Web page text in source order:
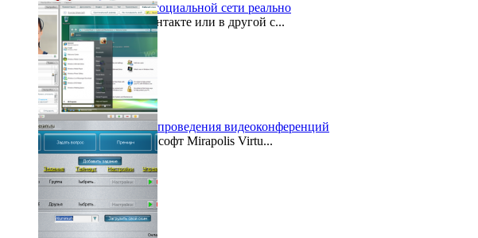
Стать популярным в социальной сети реально
Завели страницу ВКонтакте или в другой с...
2015-10-08
Бесплатный софт для проведения видеоконференций
Вышел обновленный софт Mirapolis Virtu...
2012-06-05